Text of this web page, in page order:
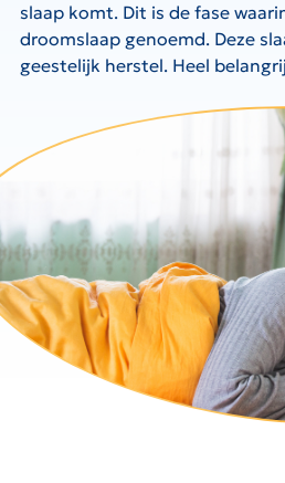
slaap komt. Dit is de fase
droomslaap genoemd. Deze
geestelijk herstel. Heel